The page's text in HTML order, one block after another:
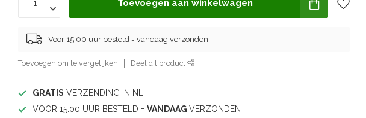
Toevoegen aan winkelwagen
Voor 15.00 uur besteld = vandaag verzonden
Toevoegen om te vergelijken Deel dit product
GRATIS VERZENDING IN NL
VOOR 15.00 UUR BESTELD =VANDAAGVERZONDEN